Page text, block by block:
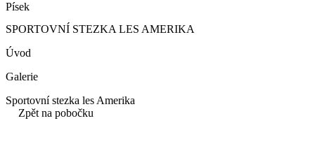
Písek
SPORTOVNÍ STEZKA LES AMERIKA
Úvod
Galerie
Sportovní stezka les Amerika
Zpět na pobočku